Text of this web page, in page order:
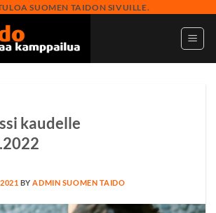
SUOMEN TAIDON SIVUILLE.
kaudelle
BY ADMIN SUOMEN TAIDO